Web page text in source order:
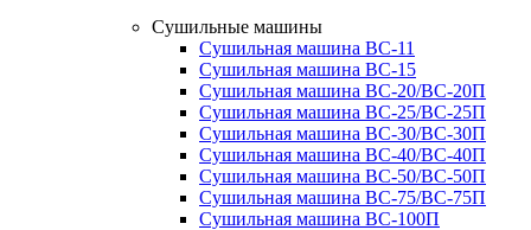
Сушильные машины
Сушильная машина ВС-11
Сушильная машина ВС-15
Сушильная машина ВС-20/ВС-20П
Сушильная машина ВС-25/ВС-25П
Сушильная машина ВС-30/ВС-30П
Сушильная машина ВС-40/ВС-40П
Сушильная машина ВС-50/ВС-50П
Сушильная машина ВС-75/ВС-75П
Сушильная машина ВС-100П